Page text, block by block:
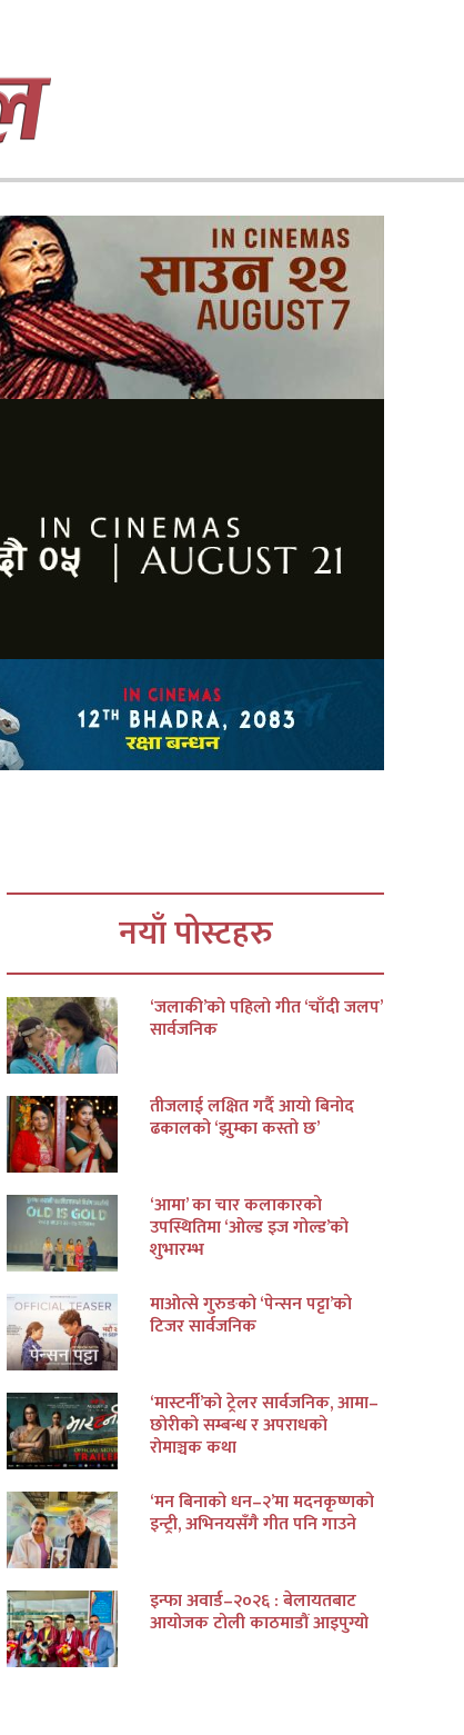
नयाँ पोस्टहरु
‘जलाकी’को पहिलो गीत ‘चाँदी जलप’
सार्वजनिक
तीजलाई लक्षित गर्दै आयो बिनोद
ढकालको ‘झुम्का कस्तो छ’
‘आमा’ का चार कलाकारको
उपस्थितिमा ‘ओल्ड इज गोल्ड’को
शुभारम्भ
माओत्से गुरुङको ‘पेन्सन पट्टा’को
टिजर सार्वजनिक
‘मास्टर्नी’को ट्रेलर सार्वजनिक, आमा–
छोरीको सम्बन्ध र अपराधको
रोमाञ्चक कथा
‘मन बिनाको धन–२’मा मदनकृष्णको
इन्ट्री, अभिनयसँगै गीत पनि गाउने
इन्फा अवार्ड–२०२६ : बेलायतबाट
आयोजक टोली काठमाडौं आइपुग्यो